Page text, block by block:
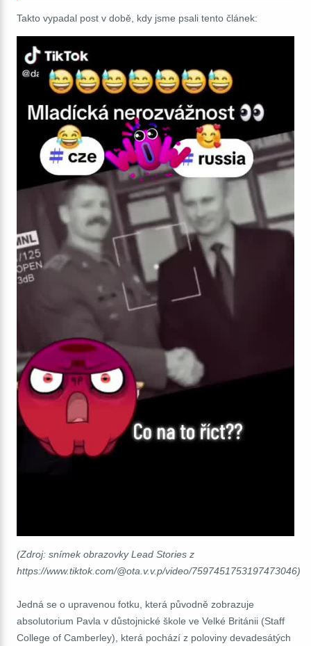
Takto vypadal post v době, kdy jsme psali tento článek:
(Zdroj: snímek obrazovky Lead Stories z
https://www.tiktok.com/@ota.v.v.p/video/7597451753197473046)
Jedná se o upravenou fotku, která původně zobrazuje
absolutorium Pavla v důstojnické škole ve Velké Británii (Staff
College of Camberley), která pochází z poloviny devadesátých